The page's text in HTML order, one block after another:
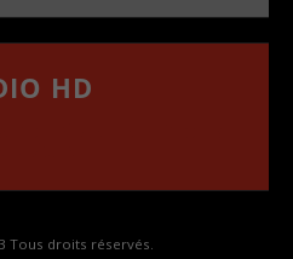
HD
Tous droits réservés.